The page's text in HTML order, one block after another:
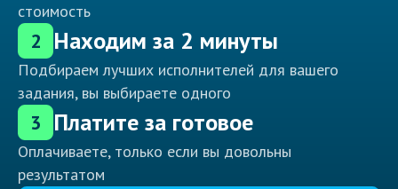
стоимость
2 Находим за 2 минуты
Подбираем лучших исполнителей для вашего
задания, вы выбираете одного
3 Платите за готовое
Оплачиваете, только если вы довольны
результатом